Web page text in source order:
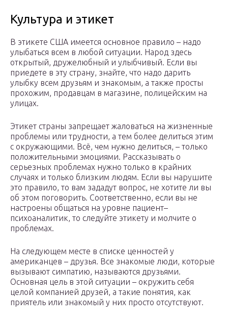
Культура и этикет
В этикете США имеется основное правило – надо
улыбаться всем в любой ситуации. Народ здесь
открытый, дружелюбный и улыбчивый. Если вы
приедете в эту страну, знайте, что надо дарить
улыбку всем друзьям и знакомым, а также просты
прохожим, продавцам в магазине, полицейским на
улицах.
Этикет страны запрещает жаловаться на жизненные
проблемы или трудности, а тем более делиться этим
с окружающими. Всё, чем нужно делиться, – только
положительными эмоциями. Рассказывать о
серьезных проблемах нужно только в крайних
случаях и только близким людям. Если вы нарушите
это правило, то вам зададут вопрос, не хотите ли вы
об этом поговорить. Соответственно, если вы не
настроены общаться на уровне пациент–
психоаналитик, то следуйте этикету и молчите о
проблемах.
На следующем месте в списке ценностей у
американцев – друзья. Все знакомые люди, которые
вызывают симпатию, называются друзьями.
Основная цель в этой ситуации – окружить себя
целой компанией друзей, а такие понятия, как
приятель или знакомый у них просто отсутствуют.